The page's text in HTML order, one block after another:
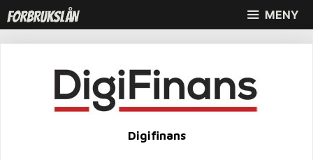
Hopp
til
innhold
MENY
Digifinans